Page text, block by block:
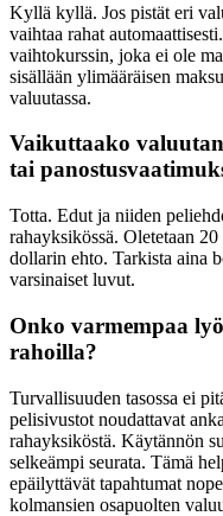
Kyllä kyllä. Jos pistät eri
vaihtaa rahat
vaihtokurssin, joka ei ole
sisällään ylimääräisen
valuutassa.
Vaikuttaako
tai
Totta. Edut ja niiden
rahayksikössä. Oletetaan
dollarin ehto. Tarkista aina
varsinaiset luvut.
Onko varmempaa
rahoilla?
Turvallisuuden tasossa ei
pelisivustot noudattavat
rahayksiköstä. Käytännön
selkeämpi seurata. Tämä
epäilyttävät tapahtumat
kolmansien osapuolten